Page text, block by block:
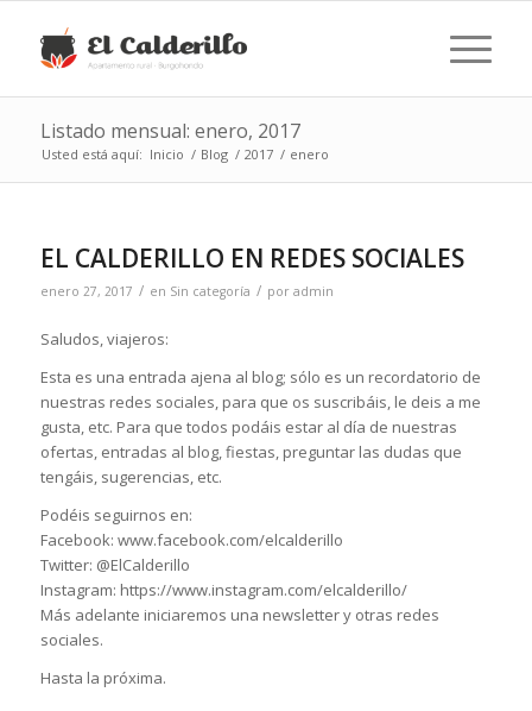
Listado mensual: enero, 2017
Usted está aquí: Inicio / Blog / 2017 / enero
EL CALDERILLO EN REDES SOCIALES
enero 27, 2017 / en Sin categoría / por admin
Saludos, viajeros:
Esta es una entrada ajena al blog; sólo es un recordatorio de
nuestras redes sociales, para que os suscribáis, le deis a me
gusta, etc. Para que todos podáis estar al día de nuestras
ofertas, entradas al blog, fiestas, preguntar las dudas que
tengáis, sugerencias, etc.
Podéis seguirnos en:
Facebook: www.facebook.com/elcalderillo
Twitter: @ElCalderillo
Instagram: https://www.instagram.com/elcalderillo/
Más adelante iniciaremos una newsletter y otras redes
sociales.
Hasta la próxima.